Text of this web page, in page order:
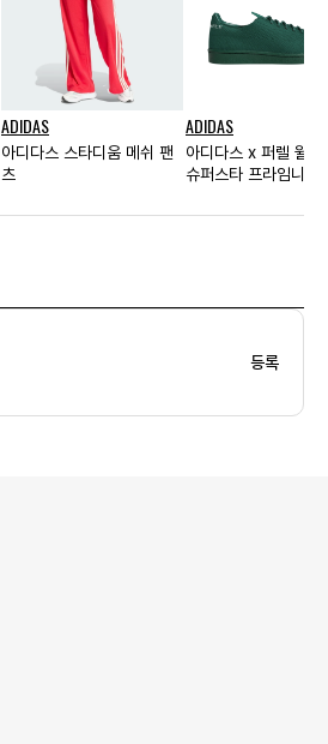
ADIDAS
아디다스 스타디움 메쉬 팬
츠
ADIDAS
아디다스 x 퍼렐 윌리
슈퍼스타 프라임니트
등록